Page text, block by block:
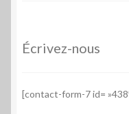
Écrivez-nous
[contact-form-7 id=